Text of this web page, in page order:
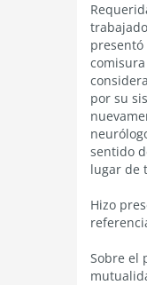
por su
sentido
lugar de
Hizo
Sobre el